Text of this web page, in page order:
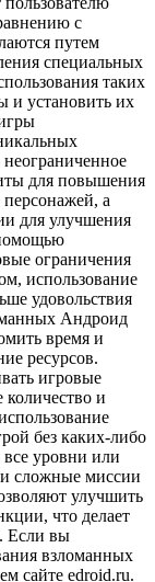
с
путем
специальных
таких
и установить их
для повышения
а
для улучшения
ограничения
использование
удовольствия
Андроид
время и
ресурсов.
игровые
количество и
без каких-либо
уровни или
сложные миссии
улучшить
что делает
Если вы
взломанных
сайте edroid.ru.